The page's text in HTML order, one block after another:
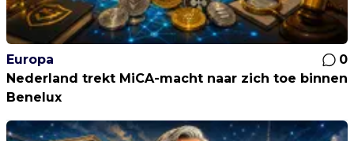
Europa
0
Nederland trekt MiCA-macht naar zich toe binnen
Benelux